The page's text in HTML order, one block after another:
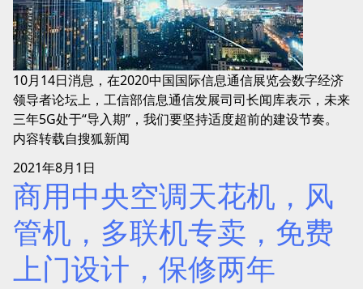
10月14日消息，在2020中国国际信息通信展览会数字经济
领导者论坛上，工信部信息通信发展司司长闻库表示，未来
三年5G处于“导入期”，我们要坚持适度超前的建设节奏。
内容转载自搜狐新闻
2021年8月1日
商用中央空调天花机，风
管机，多联机专卖，免费
上门设计，保修两年